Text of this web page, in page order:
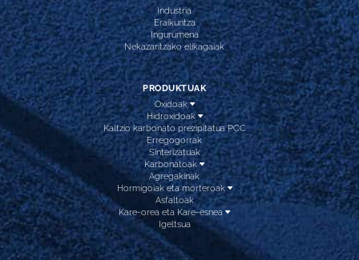
Industria
Eraikuntza
Ingurumena
Nekazaritzako elikagaiak
PRODUKTUAK
Oxidoak
Hidroxidoak
Kaltzio karbonato prezipitatua PCC
Erregogorrak
Sinterizatuak
Karbonatoak
Agregakinak
Hormigoiak eta morteroak
Asfaltoak
Kare-orea eta Kare-esnea
Igeltsua